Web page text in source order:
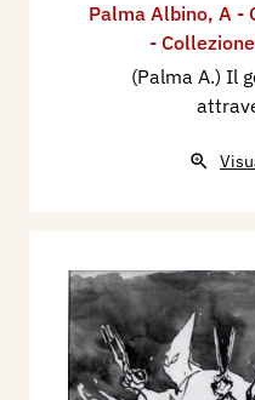
Palma Albino, A -
-
(Palma A.) Il